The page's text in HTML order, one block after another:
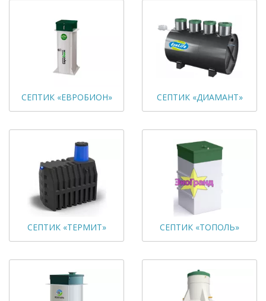
СЕПТИК «ЕВРОБИОН» СЕПТИК «ДИАМАНТ»
СЕПТИК «ТЕРМИТ» СЕПТИК «ТОПОЛЬ»